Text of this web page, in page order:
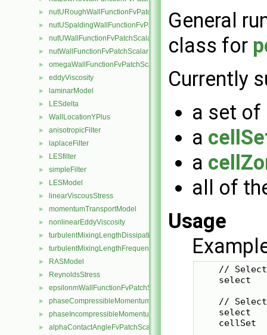
► nutURoughWallFunctionFvPatchScalarField
► nutUSpaldingWallFunctionFvPatchScalarField
► nutUWallFunctionFvPatchScalarField
► nutWallFunctionFvPatchScalarField
► omegaWallFunctionFvPatchScalarField
► eddyViscosity
► laminarModel
► LESdelta
► WallLocationYPlus
► anisotropicFilter
► laplaceFilter
► LESfilter
► simpleFilter
► LESModel
► linearViscousStress
► momentumTransportModel
► nonlinearEddyViscosity
► turbulentMixingLengthDissipationRateInletFvPatchScalarField
► turbulentMixingLengthFrequencyInletFvPatchScalarField
► RASModel
► ReynoldsStress
► epsilonmWallFunctionFvPatchScalarField
► phaseCompressibleMomentumTransportModel
► phaseIncompressibleMomentumTransportModel
► alphaContactAngleFvPatchScalarField
General
class for
Currently
a set of
a
a
all of
Usage
//
select
//
select
cellSet